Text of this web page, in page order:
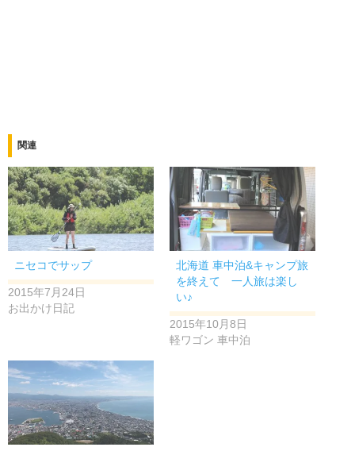
関連
ニセコでサップ
2015年7月24日
お出かけ日記
北海道 車中泊&キャンプ旅
を終えて 一人旅は楽し
い♪
2015年10月8日
軽ワゴン 車中泊